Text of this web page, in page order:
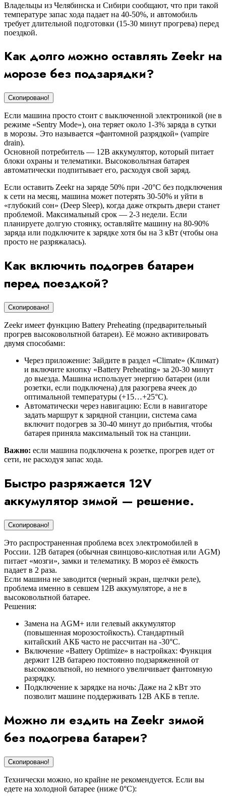
Владельцы из Челябинска и Сибири сообщают, что при такой
температуре запас хода падает на 40-50%, и автомобиль
требует длительной подготовки (15-30 минут прогрева) перед
поездкой.
Как долго можно оставлять Zeekr на
морозе без подзарядки?
Скопировано!
Если машина просто стоит с выключенной электроникой (не в
режиме «Sentry Mode»), она теряет около 1-3% заряда в сутки
в морозы. Это называется «фантомной разрядкой» (vampire
drain).
Основной потребитель — 12В аккумулятор, который питает
блоки охраны и телематики. Высоковольтная батарея
автоматически подпитывает его, расходуя свой заряд.​
Если оставить Zeekr на заряде 50% при -20°C без подключения
к сети на месяц, машина может потерять 30-50% и уйти в
«глубокий сон» (Deep Sleep), когда даже открыть двери станет
проблемой. Максимальный срок — 2-3 недели. Если
планируете долгую стоянку, оставляйте машину на 80-90%
заряда или подключите к зарядке хотя бы на 3 кВт (чтобы она
просто не разряжалась).
Как включить подогрев батареи
перед поездкой?
Скопировано!
Zeekr имеет функцию Battery Preheating (предварительный
прогрев высоковольтной батареи). Её можно активировать
двумя способами:
Через приложение: Зайдите в раздел «Climate» (Климат)
и включите кнопку «Battery Preheating» за 20-30 минут
до выезда. Машина использует энергию батареи (или
розетки, если подключена) для разогрева ячеек до
оптимальной температуры (+15…+25°C).
Автоматически через навигацию: Если в навигаторе
задать маршрут к зарядной станции, система сама
включит подогрев за 30-40 минут до прибытия, чтобы
батарея приняла максимальный ток на станции.
Важно: если машина подключена к розетке, прогрев идет от
сети, не расходуя запас хода.
Быстро разряжается 12V
аккумулятор зимой — решение.
Скопировано!
Это распространенная проблема всех электромобилей в
России. 12В батарея (обычная свинцово-кислотная или AGM)
питает «мозги», замки и телематику. В мороз её ёмкость
падает в 2 раза.
Если машина не заводится (черный экран, щелчки реле),
проблема именно в севшем 12В аккумуляторе, а не в
высоковольтной батарее.
Решения:
Замена на AGM+ или гелевый аккумулятор
(повышенная морозостойкость). Стандартный
китайский АКБ часто не рассчитан на -30°C.
Включение «Battery Optimize» в настройках: Функция
держит 12В батарею постоянно подзаряженной от
высоковольтной, но немного увеличивает фантомную
разрядку.
Подключение к зарядке на ночь: Даже на 2 кВт это
позволит машине поддерживать 12В АКБ в тепле.
Можно ли ездить на Zeekr зимой
без подогрева батареи?
Скопировано!
Технически можно, но крайне не рекомендуется. Если вы
едете на холодной батарее (ниже 0°C):